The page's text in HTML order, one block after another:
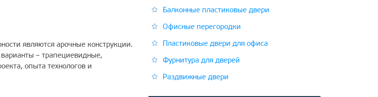
являются арочные конструкции.
– трапециевидные,
опыта технологов и
Балконные пластиковые двери
Офисные перегородки
Пластиковые двери для офиса
Фурнитура для дверей
Раздвижные двери